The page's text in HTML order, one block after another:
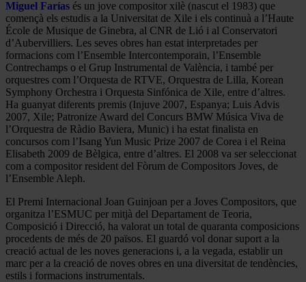
Miguel Farías és un jove compositor xilè (nascut el 1983) que
començà els estudis a la Universitat de Xile i els continuà a l’Haute
École de Musique de Ginebra, al CNR de Lió i al Conservatori
d’Aubervilliers. Les seves obres han estat interpretades per
formacions com l’Ensemble Intercontemporain, l’Ensemble
Contrechamps o el Grup Instrumental de València, i també per
orquestres com l’Orquesta de RTVE, Orquestra de Lilla, Korean
Symphony Orchestra i Orquesta Sinfónica de Xile, entre d’altres.
Ha guanyat diferents premis (Injuve 2007, Espanya; Luis Advis
2007, Xile; Patronize Award del Concurs BMW Música Viva de
l’Orquestra de Ràdio Baviera, Munic) i ha estat finalista en
concursos com l’Isang Yun Music Prize 2007 de Corea i el Reina
Elisabeth 2009 de Bèlgica, entre d’altres. El 2008 va ser seleccionat
com a compositor resident del Fòrum de Compositors Joves, de
l’Ensemble Aleph.
El Premi Internacional Joan Guinjoan per a Joves Compositors, que
organitza l’ESMUC per mitjà del Departament de Teoria,
Composició i Direcció, ha valorat un total de quaranta composicions
procedents de més de 20 països. El guardó vol donar suport a la
creació actual de les noves generacions i, a la vegada, establir un
marc per a la creació de noves obres en una diversitat de tendències,
estils i formacions instrumentals.